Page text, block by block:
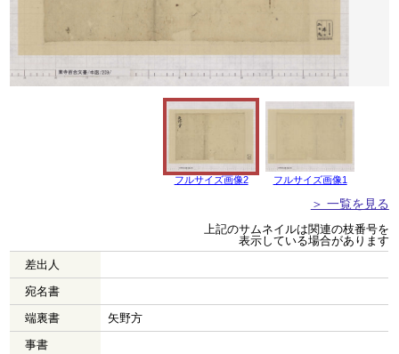
フルサイズ画像2 フルサイズ画像1
＞ 一覧を見る
上記のサムネイルは関連の枝番号を
表示している場合があります
差出人
宛名書
端裏書
矢野方
事書